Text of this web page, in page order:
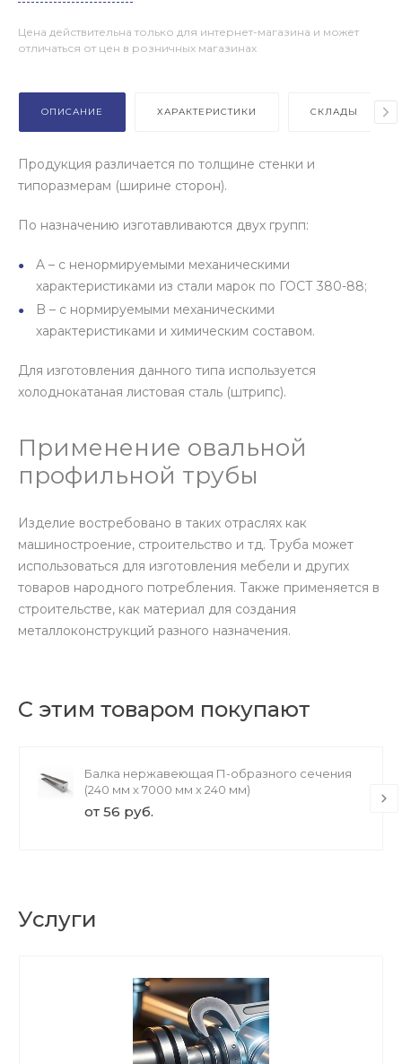
Цена действительна только для интернет-магазина и может
отличаться от цен в розничных магазинах
ОПИСАНИЕ ХАРАКТЕРИСТИКИ СКЛАДЫ
Продукция различается по толщине стенки и
типоразмерам (ширине сторон).
По назначению изготавливаются двух групп:
A – с ненормируемыми механическими
характеристиками из стали марок по ГОСТ 380-88;
B – с нормируемыми механическими
характеристиками и химическим составом.
Для изготовления данного типа используется
холоднокатаная листовая сталь (штрипс).
Применение овальной
профильной трубы
Изделие востребовано в таких отраслях как
машиностроение, строительство и тд. Труба может
использоваться для изготовления мебели и других
товаров народного потребления. Также применяется в
строительстве, как материал для создания
металлоконструкций разного назначения.
С этим товаром покупают
Балка нержавеющая П-образного сечения
(240 мм х 7000 мм х 240 мм)
от 56 руб.
Услуги